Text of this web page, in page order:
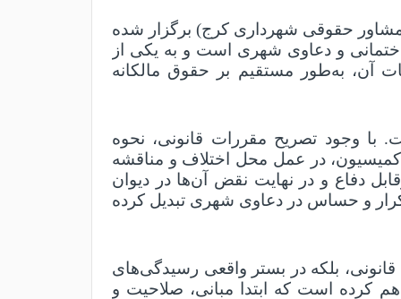
مشاور حقوقی شهرداری کرج) برگزار شده
و دعاوی شهری است و به یکی از
آن، به‌طور مستقیم بر حقوق مالکانه
وجود تصریح مقررات قانونی، نحوه
در عمل محل اختلاف و مناقشه
دفاع و در نهایت نقض آن‌ها در دیوان
و حساس در دعاوی شهری تبدیل کرده
بلکه در بستر واقعی رسیدگی‌های
کرده است که ابتدا مبانی، صلاحیت و